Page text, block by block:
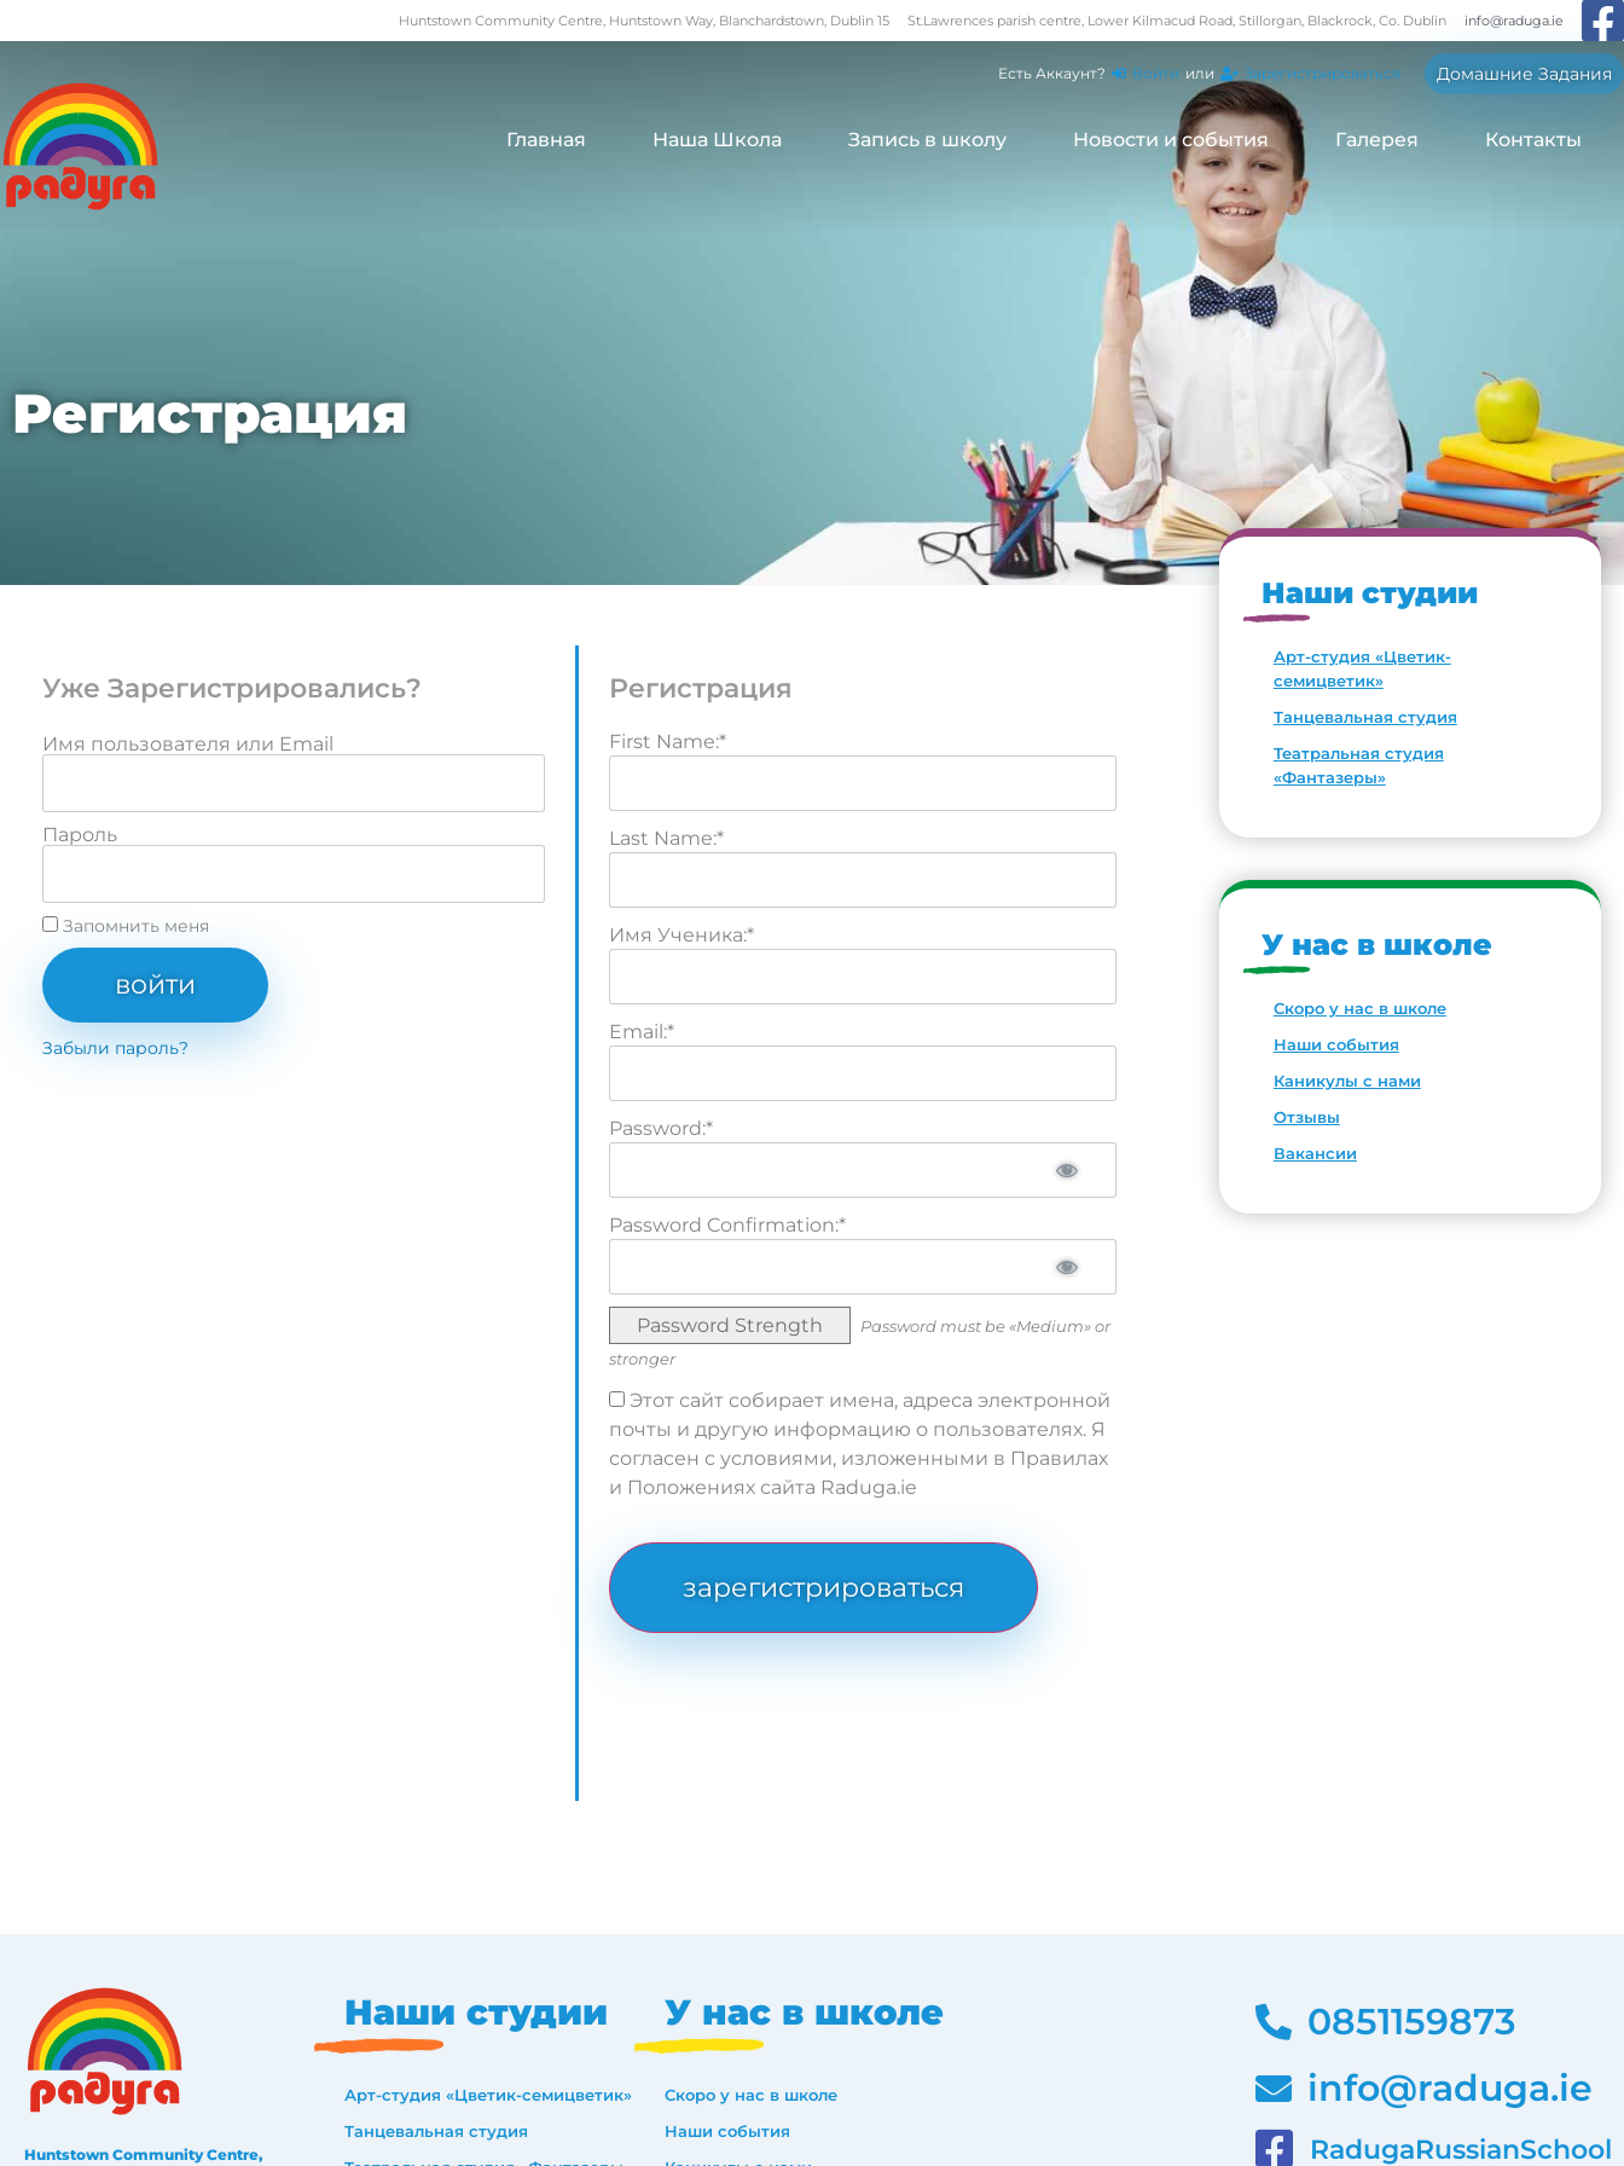
Huntstown Community Centre, Huntstown Way, Blanchardstown, Dublin 15 St.Lawrences parish centre, Lower Kilmacud Road, Stillorgan, Blackrock, Co. Dublin info@raduga.ie
Есть Аккаунт? Войти или Зарегистрироваться Домашние Задания
Главная Наша Школа Запись в школу Новости и события Галерея Контакты
Регистрация
Уже Зарегистрировались?
Имя пользователя или Email
Пароль
Запомнить меня
войти
Забыли пароль?
Регистрация
First Name:*
Last Name:*
Имя Ученика:*
Email:*
Password:*
Password Confirmation:*
Password Strength
Password must be «Medium» or
stronger
Этот сайт собирает имена, адреса электронной
почты и другую информацию о пользователях. Я
согласен с условиями, изложенными в Правилах
и Положениях сайта Raduga.ie
No val
Наши студии
Арт-студия «Цветик-
семицветик»
Танцевальная студия
Театральная студия
«Фантазеры»
У нас в школе
Скоро у нас в школе
Наши события
Каникулы с нами
Отзывы
Вакансии
Huntstown Community Centre,
Наши студии
Арт-студия «Цветик-семицветик»
Танцевальная студия
У нас в школе
Скоро у нас в школе
Наши события
0851159873
info@raduga.ie
RadugaRussianSchool